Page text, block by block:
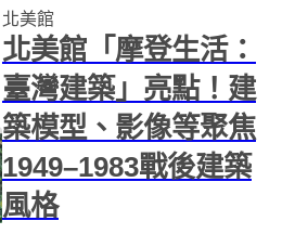
北美館
北美館「摩登生活：
臺灣建築」亮點！建
築模型、影像等聚焦
1949–1983戰後建築
風格